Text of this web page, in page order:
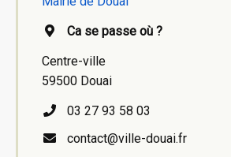
Ca se passe où ?
Centre-ville
59500 Douai
03 27 93 58 03
contact@ville-douai.fr